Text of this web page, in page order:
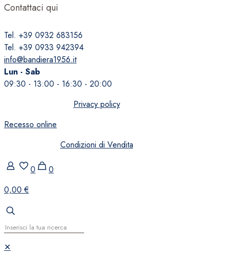
Contattaci qui
Tel. +39 0932 683156
Tel. +39 0933 942394
info@bandiera1956.it
Lun - Sab
09:30 - 13:00 - 16:30 - 20:00
Privacy policy
Recesso online
Condizioni di Vendita
0
0
0,00 €
✕